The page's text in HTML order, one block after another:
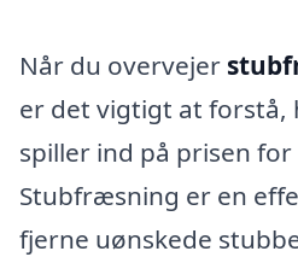
Når du overvejer
er det vigtigt at forstå,
spiller ind på prisen for
Stubfræsning er en
fjerne uønskede